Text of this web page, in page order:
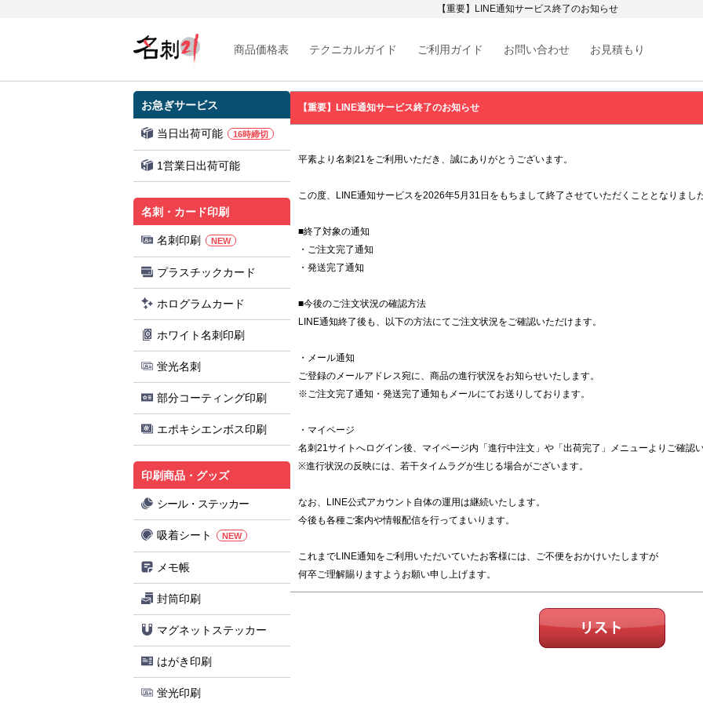
【重要】LINE通知サービス終了のお知らせ
商品価格表 テクニカルガイド ご利用ガイド お問い合わせ お見積もり
お急ぎサービス
当日出荷可能 16時締切
1営業日出荷可能
名刺・カード印刷
名刺印刷 NEW
プラスチックカード
ホログラムカード
ホワイト名刺印刷
蛍光名刺
部分コーティング印刷
エポキシエンボス印刷
印刷商品・グッズ
シール・ステッカー
吸着シート NEW
メモ帳
封筒印刷
マグネットステッカー
はがき印刷
蛍光印刷
【重要】LINE通知サービス終了のお知らせ
平素より名刺21をご利用いただき、誠にありがとうございます。
この度、LINE通知サービスを2026年5月31日をもちまして終了させていただくこととなりました
■終了対象の通知
・ご注文完了通知
・発送完了通知
■今後のご注文状況の確認方法
LINE通知終了後も、以下の方法にてご注文状況をご確認いただけます。
・メール通知
ご登録のメールアドレス宛に、商品の進行状況をお知らせいたします。
※ご注文完了通知・発送完了通知もメールにてお送りしております。
・マイページ
名刺21サイトへログイン後、マイページ内「進行中注文」や「出荷完了」メニューよりご確認い
※進行状況の反映には、若干タイムラグが生じる場合がございます。
なお、LINE公式アカウント自体の運用は継続いたします。
今後も各種ご案内や情報配信を行ってまいります。
これまでLINE通知をご利用いただいていたお客様には、ご不便をおかけいたしますが
何卒ご理解賜りますようお願い申し上げます。